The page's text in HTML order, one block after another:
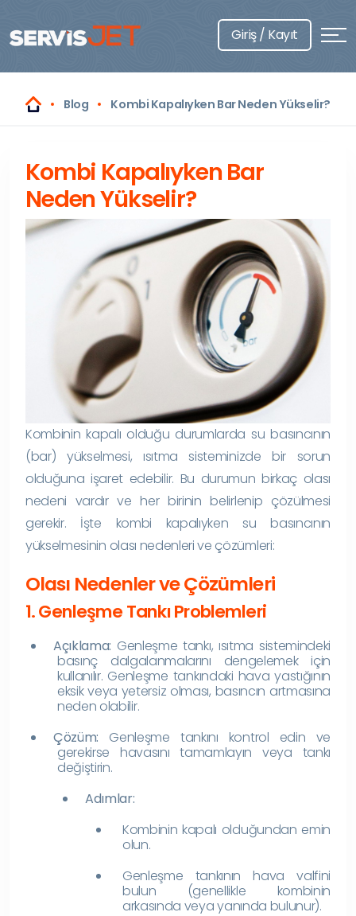
Giriş / Kayıt
Blog Kombi Kapalıyken Bar Neden Yükselir?
Kombi Kapalıyken Bar
Neden Yükselir?
Kombinin kapalı olduğu durumlarda su basıncının
(bar) yükselmesi, ısıtma sisteminizde bir sorun
olduğuna işaret edebilir. Bu durumun birkaç olası
nedeni vardır ve her birinin belirlenip çözülmesi
gerekir. İşte kombi kapalıyken su basıncının
yükselmesinin olası nedenleri ve çözümleri:
Olası Nedenler ve Çözümleri
1. Genleşme Tankı Problemleri
Açıklama: Genleşme tankı, ısıtma sistemindeki
basınç dalgalanmalarını dengelemek için
kullanılır. Genleşme tankındaki hava yastığının
eksik veya yetersiz olması, basıncın artmasına
neden olabilir.
Çözüm: Genleşme tankını kontrol edin ve
gerekirse havasını tamamlayın veya tankı
değiştirin.
Adımlar:
Kombinin kapalı olduğundan emin
olun.
Genleşme tankının hava valfini
bulun (genellikle kombinin
arkasında veya yanında bulunur).